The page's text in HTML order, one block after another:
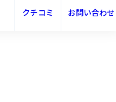
クチコミ お問い合わせ